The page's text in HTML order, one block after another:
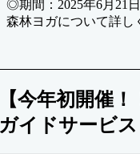
◎期間：2025年6月21
森林ヨガについて詳し
今年初開催
イドサービス